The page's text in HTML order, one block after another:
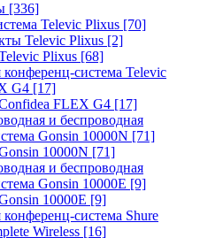
[336]
Televic Plixus [70]
Televic Plixus [2]
Plixus [68]
конференц-система Televic
G4 [17]
FLEX G4 [17]
и беспроводная
Gonsin 10000N [71]
10000N [71]
и беспроводная
Gonsin 10000E [9]
10000E [9]
конференц-система Shure
Wireless [16]